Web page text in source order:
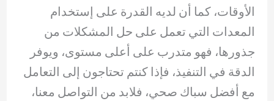
الأوقات، كما أن لديه القدرة على إستخدام
المعدات التي تعمل على حل المشكلات من
جذورها، فهو متدرب على أعلى مستوى، ويوفر
الدقة في التنفيذ، فإذا كنتم تحتاجون إلى التعامل
مع أفضل سباك صحي، فلابد من التواصل معنا،